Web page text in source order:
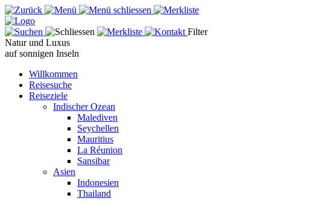
Filter
Natur und Luxus
auf sonnigen Inseln
Willkommen
Reisesuche
Reiseziele
Indischer Ozean
Malediven
Seychellen
Mauritius
La Réunion
Sansibar
Asien
Indonesien
Thailand